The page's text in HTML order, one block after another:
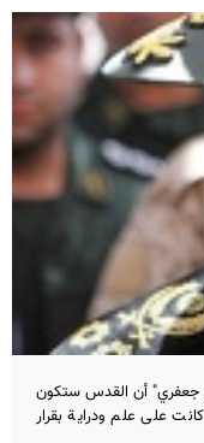
جعفري" أن القدس ستكون
على علم ودراية بقرار